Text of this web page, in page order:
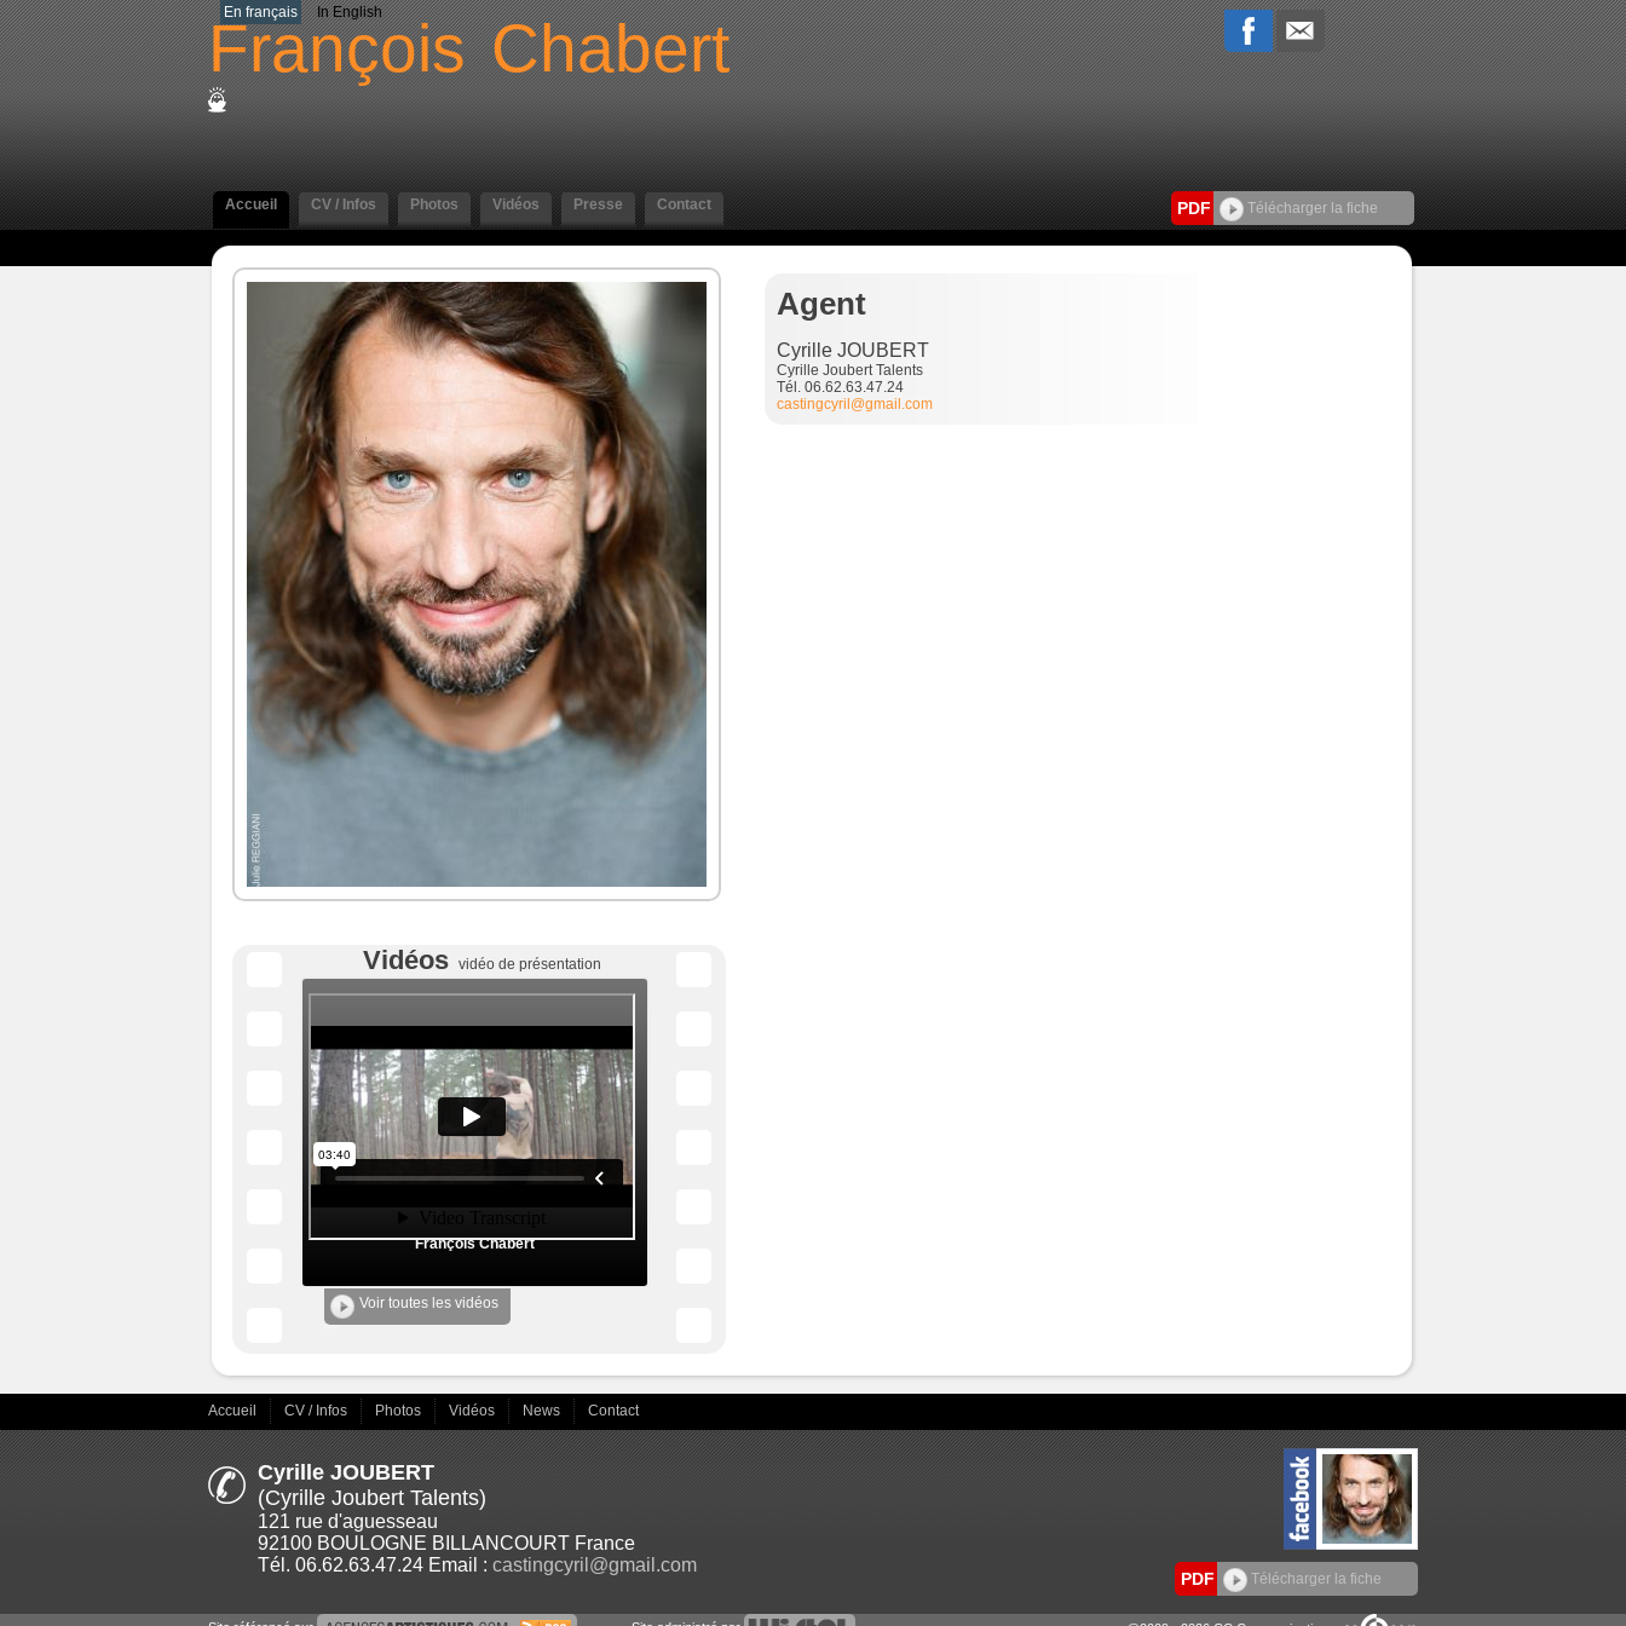
En français In English
François Chabert
Accueil CV / Infos Photos Vidéos Presse Contact PDF Télécharger la fiche
Vidéos vidéo de présentation
François Chabert
Voir toutes les vidéos
Agent
Cyrille JOUBERT
Cyrille Joubert Talents
Tél. 06.62.63.47.24
castingcyril@gmail.com
Accueil CV / Infos Photos Vidéos News Contact
Cyrille JOUBERT
(Cyrille Joubert Talents)
121 rue d'aguesseau
92100 BOULOGNE BILLANCOURT France
Tél. 06.62.63.47.24 Email : castingcyril@gmail.com
PDF Télécharger la fiche